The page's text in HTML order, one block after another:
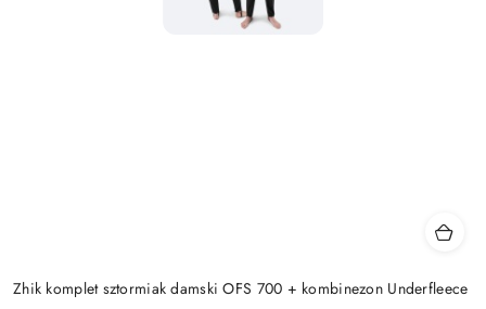
Zhik komplet sztormiak damski OFS 700 + kombinezon Underfleece